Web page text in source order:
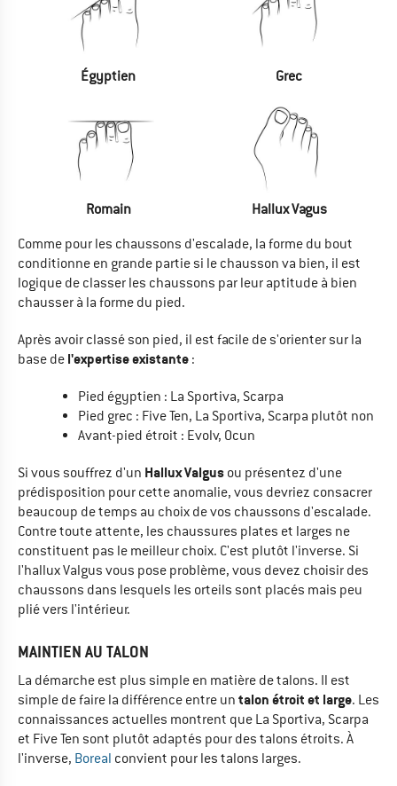
Égyptien Grec
Romain
Hallux Vagus
Comme pour les chaussons d'escalade, la forme du bout
conditionne en grande partie si le chausson va bien, il est
logique de classer les chaussons par leur aptitude à bien
chausser à la forme du pied.
Après avoir classé son pied, il est facile de s'orienter sur la
base de l'expertise existante :
Pied égyptien : La Sportiva, Scarpa
Pied grec : Five Ten, La Sportiva, Scarpa plutôt non
Avant-pied étroit : Evolv, Ocun
Si vous souffrez d'un Hallux Valgus ou présentez d'une
prédisposition pour cette anomalie, vous devriez consacrer
beaucoup de temps au choix de vos chaussons d'escalade.
Contre toute attente, les chaussures plates et larges ne
constituent pas le meilleur choix. C'est plutôt l'inverse. Si
l'hallux Valgus vous pose problème, vous devez choisir des
chaussons dans lesquels les orteils sont placés mais peu
plié vers l'intérieur.
MAINTIEN AU TALON
La démarche est plus simple en matière de talons. Il est
simple de faire la différence entre un talon étroit et large. Les
connaissances actuelles montrent que La Sportiva, Scarpa
et Five Ten sont plutôt adaptés pour des talons étroits. À
l'inverse, Boreal convient pour les talons larges.